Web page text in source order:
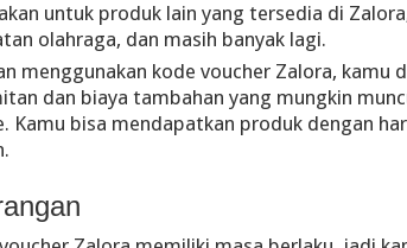
untuk produk lain yang tersedia di
olahraga, dan masih banyak lagi.
menggunakan kode voucher Zalora, kamu
dan biaya tambahan yang mungkin
Kamu bisa mendapatkan produk dengan